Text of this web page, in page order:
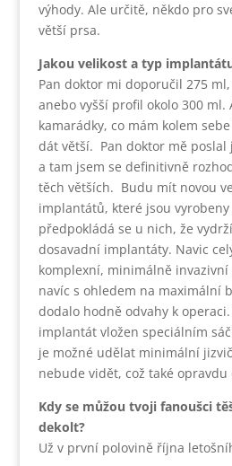
výhody. Ale určitě, někdo pro
větší prsa.
Jakou velikost a typ
Pan doktor mi doporučil 275
anebo vyšší profil okolo 300 ml.
kamarádky, co mám kolem
dát větší. Pan doktor mě poslal
a tam jsem se definitivně
těch větších. Budu mít novou
implantátů, které jsou
předpokládá se u nich, že
dosavadní implantáty. Navic
komplexní, minimálně invazivní
navíc s ohledem na maximální
dodalo hodně odvahy k
implantát vložen speciálním
je možné udělat minimální
nebude vidět, což také opravdu
Kdy se můžou tvoji fanoušci
dekolt?
Už v první polovině října